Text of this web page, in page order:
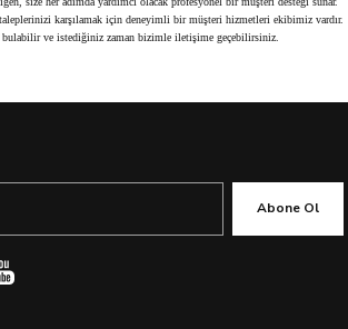
taleplerinizi karşılamak için deneyimli bir müşteri hizmetleri ekibimiz vardır.
ve istediğiniz zaman bizimle iletişime geçebilirsiniz.
Abone Ol